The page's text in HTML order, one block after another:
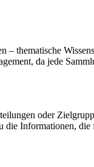
thematische
da jede
oder
die Informationen,